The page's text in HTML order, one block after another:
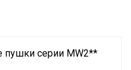
пушки серии MW2**